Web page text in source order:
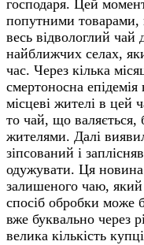
господаря. Цей
попутними
весь відвологлий
найближчих селах,
час. Через кілька
смертоносна
місцеві жителі в цей
то чай, що валяється,
жителями. Далі
зіпсований і
одужувати. Ця
залишеного чаю,
спосіб обробки може
вже буквально через
велика кількість